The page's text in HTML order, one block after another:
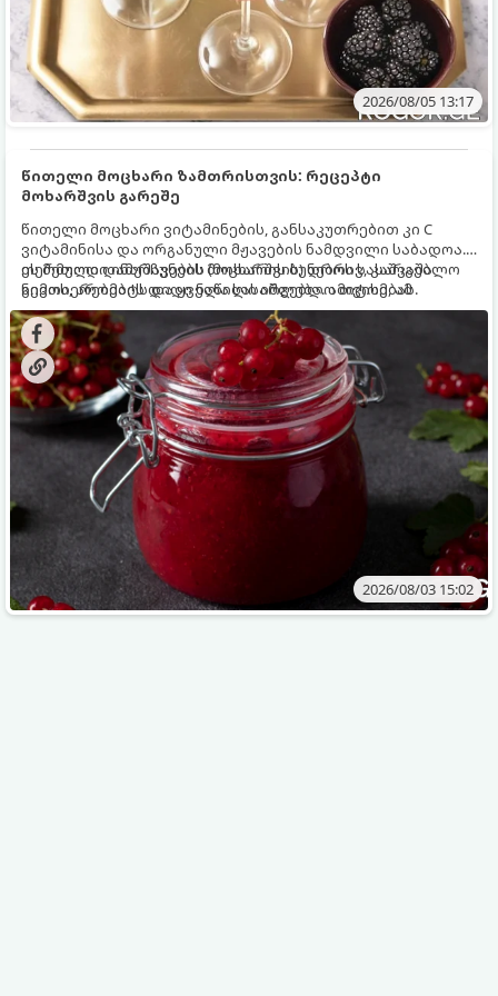
2026/08/05 13:17
წითელი მოცხარი ზამთრისთვის: რეცეპტი
მოხარშვის გარეშე
წითელი მოცხარი ვიტამინების, განსაკუთრებით კი C
ვიტამინისა და ორგანული მჟავების ნამდვილი საბადოა.
თერმული დამუშავების (მოხარშვის) დროს სასარგებლო
ნივთიერებების დიდი ნაწილი იშლება. ამიტომ, ამ
კენკრის ზამთრისთვის შესანახად საუკეთესო გზა
„ცოცხალი ჯემის“ მომზადებაა - მოხარშვის გარეშე.
ეს მეთოდი ინარჩუნებს მოცხარის ბუნებრივ, კაშკაშა
გემოს, არომატს და ყველა სასარგებლო თვისებას.
2026/08/03 15:02